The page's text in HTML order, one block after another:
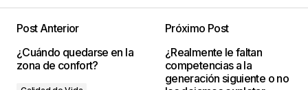
publicada. Los campos obligatorios están
marcados con
Post Anterior
¿Cuándo quedarse en la
zona de confort?
Próximo Post
¿Realmente le faltan
competencias a la
generación siguiente o no